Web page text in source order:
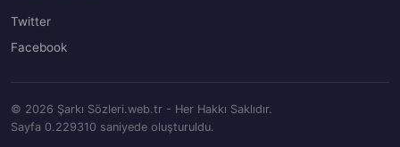
Twitter
Facebook
© 2026 Şarkı Sözleri.web.tr - Her Hakkı Saklıdır.
Sayfa 0.229310 saniyede oluşturuldu.